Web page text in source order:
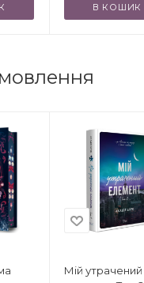
В КОШИК
Мій утрачений